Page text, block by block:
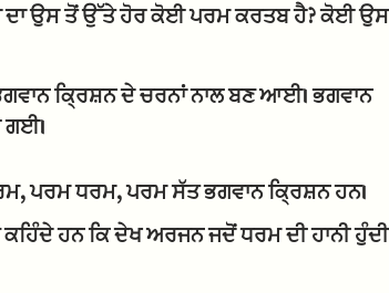
ਦਾ ਉਸ ਤੋਂ ਉੱਤੇ ਹੋਰ ਕੋਈ ਪਰਮ ਕਰਤਬ ਹੈ? ਕੋਈ
ਕ੍ਰਿਸ਼ਨ ਦੇ ਚਰਨਾਂ ਨਾਲ ਬਣ ਆਈ। ਭਗਵਾਨ
ਗਈ।
ਪਰਮ ਧਰਮ, ਪਰਮ ਸੱਤ ਭਗਵਾਨ ਕ੍ਰਿਸ਼ਨ ਹਨ।
ਹਨ ਕਿ ਦੇਖ ਅਰਜਨ ਜਦੋਂ ਧਰਮ ਦੀ ਹਾਨੀ